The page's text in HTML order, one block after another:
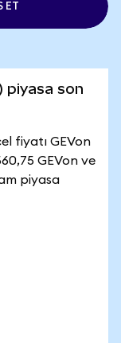
ET
piyasa son
fiyatı GEVon
GEVon ve
piyasa